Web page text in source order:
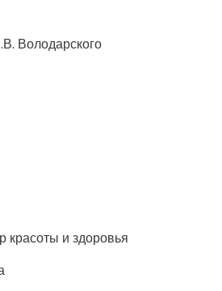
Володарского
красоты и здоровья